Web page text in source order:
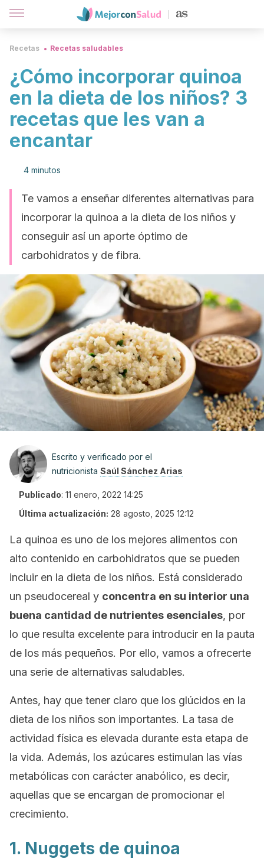
Recetas Recetas saludables
¿Cómo incorporar quinoa
en la dieta de los niños? 3
recetas que les van a
encantar
4 minutos
Te vamos a enseñar diferentes alternativas para
incorporar la quinoa a la dieta de los niños y
conseguir así un aporte óptimo de
carbohidratos y de fibra.
Escrito y verificado por el
nutricionista Saúl Sánchez Arias
Publicado: 11 enero, 2022 14:25
Última actualización: 28 agosto, 2025 12:12
La quinoa es uno de los mejores alimentos con
alto contenido en carbohidratos que se pueden
incluir en la dieta de los niños. Está considerado
un pseudocereal y concentra en su interior una
buena cantidad de nutrientes esenciales, por
lo que resulta excelente para introducir en la pauta
de los más pequeños. Por ello, vamos a ofrecerte
una serie de alternativas saludables.
Antes, hay que tener claro que los glúcidos en la
dieta de los niños son importantes. La tasa de
actividad física es elevada durante esta etapa de
la vida. Además, los azúcares estimulan las vías
metabólicas con carácter anabólico, es decir,
aquellas que se encargan de promocionar el
crecimiento.
1. Nuggets de quinoa